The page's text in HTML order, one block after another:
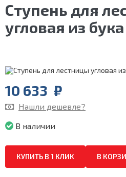
Ступень для
угловая из бука
10 633 ₽
Нашли дешевле?
В наличии
КУПИТЬ В 1 КЛИК В